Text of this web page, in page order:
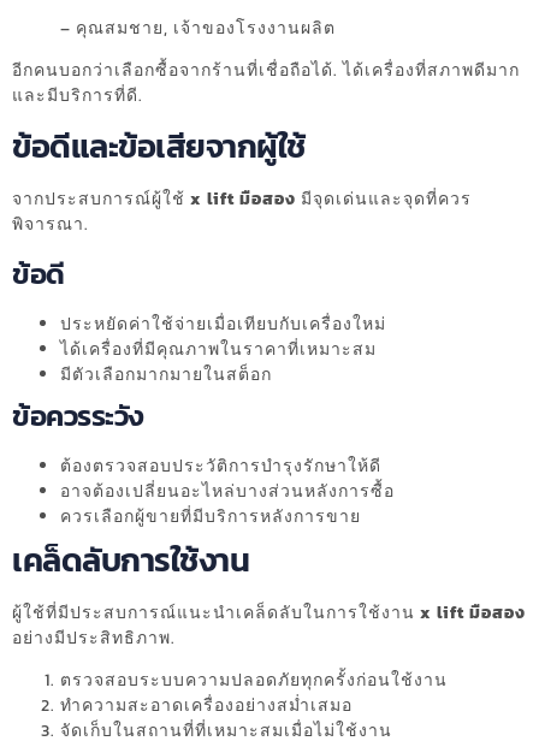
– คุณสมชาย, เจ้าของโรงงานผลิต
อีกคนบอกว่าเลือกซื้อจากร้านที่เชื่อถือได้. ได้เครื่องที่สภาพดีมาก
และมีบริการที่ดี.
ข้อดีและข้อเสียจากผู้ใช้
จากประสบการณ์ผู้ใช้ x lift มือสอง มีจุดเด่นและจุดที่ควร
พิจารณา.
ข้อดี
ประหยัดค่าใช้จ่ายเมื่อเทียบกับเครื่องใหม่
ได้เครื่องที่มีคุณภาพในราคาที่เหมาะสม
มีตัวเลือกมากมายในสต็อก
ข้อควรระวัง
ต้องตรวจสอบประวัติการบำรุงรักษาให้ดี
อาจต้องเปลี่ยนอะไหล่บางส่วนหลังการซื้อ
ควรเลือกผู้ขายที่มีบริการหลังการขาย
เคล็ดลับการใช้งาน
ผู้ใช้ที่มีประสบการณ์แนะนำเคล็ดลับในการใช้งาน x lift มือสอง
อย่างมีประสิทธิภาพ.
ตรวจสอบระบบความปลอดภัยทุกครั้งก่อนใช้งาน
ทำความสะอาดเครื่องอย่างสม่ำเสมอ
จัดเก็บในสถานที่ที่เหมาะสมเมื่อไม่ใช้งาน